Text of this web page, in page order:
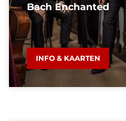
Bach Enchanted
INFO & KAARTEN